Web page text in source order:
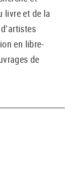
livre et de la
en libre-
de